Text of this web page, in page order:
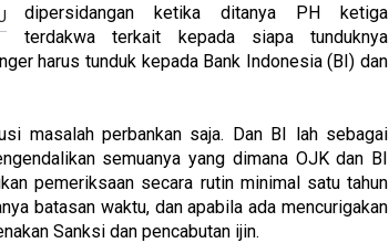
dipersidangan ketika ditanya PH ketiga
terdakwa terkait kepada siapa tunduknya
harus tunduk kepada Bank Indonesia (BI) dan
masalah perbankan saja. Dan BI lah sebagai
semuanya yang dimana OJK dan BI
pemeriksaan secara rutin minimal satu tahun
batasan waktu, dan apabila ada mencurigakan
Sanksi dan pencabutan ijin.